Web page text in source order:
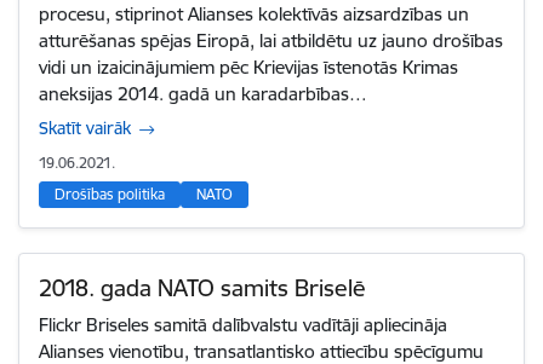
procesu, stiprinot Alianses kolektīvās aizsardzības un
atturēšanas spējas Eiropā, lai atbildētu uz jauno drošības
vidi un izaicinājumiem pēc Krievijas īstenotās Krimas
aneksijas 2014. gadā un karadarbības…
Skatīt vairāk
19.06.2021.
Drošības politika
NATO
2018. gada NATO samits Briselē
Flickr Briseles samitā dalībvalstu vadītāji apliecināja
Alianses vienotību, transatlantisko attiecību spēcīgumu